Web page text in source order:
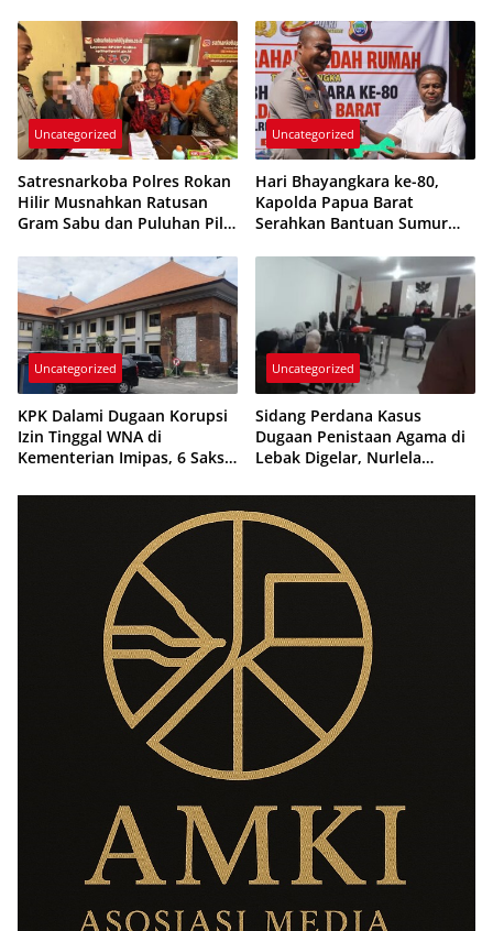
Pelayanan
Uncategorized
Satresnarkoba Polres Rokan
Hilir Musnahkan Ratusan
Gram Sabu dan Puluhan Pil
Uncategorized
Hari Bhayangkara ke-80,
Kapolda Papua Barat
Serahkan Bantuan Sumur
di Manokwari
Uncategorized
KPK Dalami Dugaan Korupsi
Izin Tinggal WNA di
Kementerian Imipas, 6 Saksi
Uncategorized
Sidang Perdana Kasus
Dugaan Penistaan Agama di
Lebak Digelar, Nurlela